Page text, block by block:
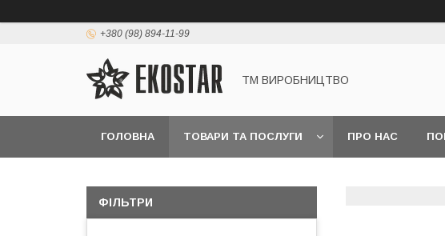
+380 (98) 894-11-99
ТМ ВИРОБНИЦТВО
ГОЛОВНА ТОВАРИ ТА ПОСЛУГИ ПРО НАС
ФІЛЬТРИ